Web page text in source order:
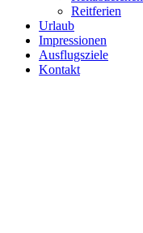
Reitferien
Urlaub
Impressionen
Ausflugsziele
Kontakt